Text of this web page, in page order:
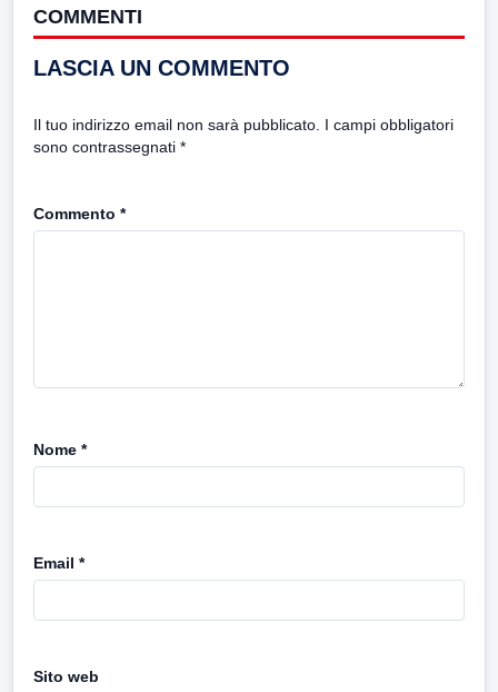
COMMENTI
LASCIA UN COMMENTO
Il tuo indirizzo email non sarà pubblicato. I campi obbligatori
sono contrassegnati *
Commento *
Nome *
Email *
Sito web